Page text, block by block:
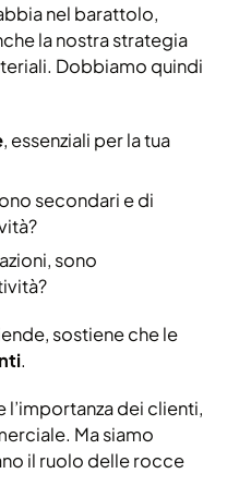
nel barattolo,
la nostra strategia
Dobbiamo quindi
, essenziali per la tua
secondari e di
sono
sostiene che le
.
dei clienti,
Ma siamo
il ruolo delle rocce